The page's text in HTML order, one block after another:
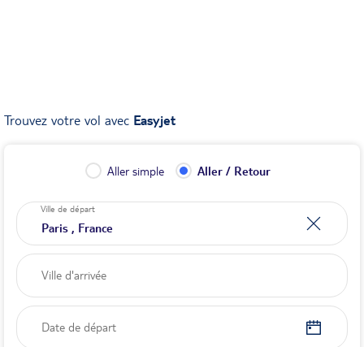
Trouvez votre vol avec Easyjet
Aller simple Aller / Retour
Ville de départ
Date de départ